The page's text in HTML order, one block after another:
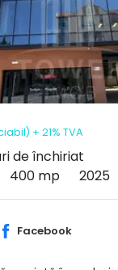
+ 21% TVA
de închiriat
400 mp 2025
Facebook